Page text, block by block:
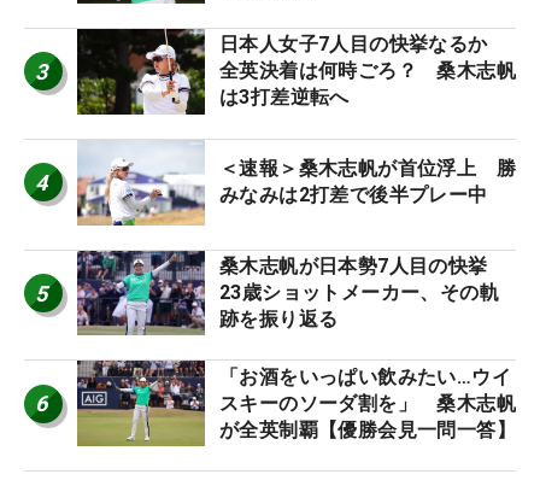
3
日本人女子7人目の快挙なるか
全英決着は何時ごろ？ 桑木志帆
は3打差逆転へ
4
＜速報＞桑木志帆が首位浮上 勝
みなみは2打差で後半プレー中
5
桑木志帆が日本勢7人目の快挙
23歳ショットメーカー、その軌
跡を振り返る
6
「お酒をいっぱい飲みたい…ウイ
スキーのソーダ割を」 桑木志帆
が全英制覇【優勝会見一問一答】